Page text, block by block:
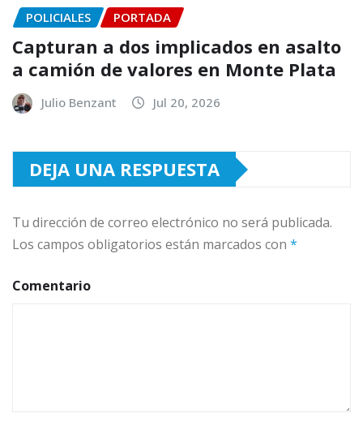
POLICIALES PORTADA
Capturan a dos implicados en asalto
a camión de valores en Monte Plata
Julio Benzant Jul 20, 2026
DEJA UNA RESPUESTA
Tu dirección de correo electrónico no será publicada.
Los campos obligatorios están marcados con *
Comentario